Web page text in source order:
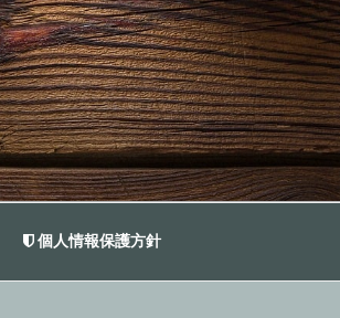
個人情報保護方針